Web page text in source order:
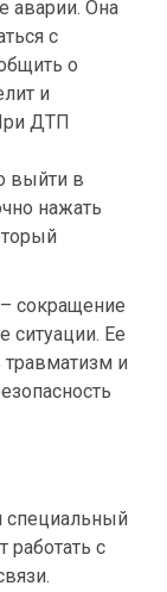
аварии. Она
с
о
и
ДТП
выйти в
нажать
сокращение
ситуации. Ее
травматизм и
специальный
с